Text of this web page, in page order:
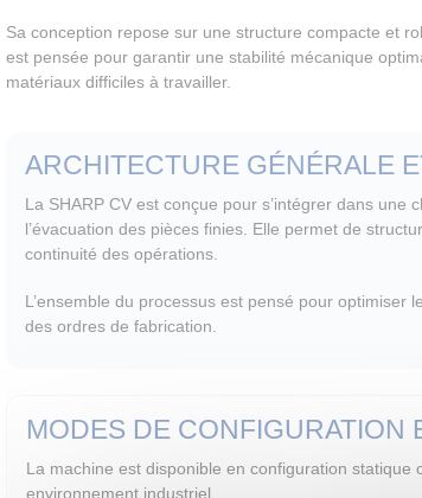
Sa conception repose sur une structure compacte et
est pensée pour garantir une stabilité mécanique
matériaux difficiles à travailler.
ARCHITECTURE GÉNÉRALE
La SHARP CV est conçue pour s’intégrer dans une
l’évacuation des pièces finies. Elle permet de
continuité des opérations.
L’ensemble du processus est pensé pour
des ordres de fabrication.
MODES DE CONFIGURATION
La machine est disponible en configuration
environnement industriel.